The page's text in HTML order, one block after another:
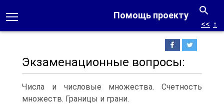
Помощь проекту
<< ↑
Экзаменационные вопросы:
Числа и числовые множества. Счетность
множеств. Границы и грани.